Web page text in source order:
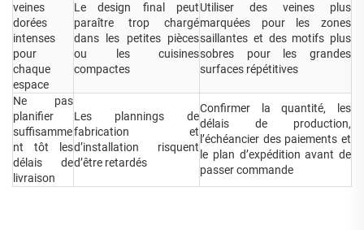
veines
dorées
intenses
pour
chaque
espace
Le design final peut
paraître trop chargé
dans les petites pièces
ou les cuisines
compactes
Utiliser des veines plus
marquées pour les zones
saillantes et des motifs plus
sobres pour les grandes
surfaces répétitives
Ne pas
planifier
suffisamme
nt tôt les
délais de
livraison
Les plannings de
fabrication et
d’installation risquent
d’être retardés
Confirmer la quantité, les
délais de production,
l’échéancier des paiements et
le plan d’expédition avant de
passer commande